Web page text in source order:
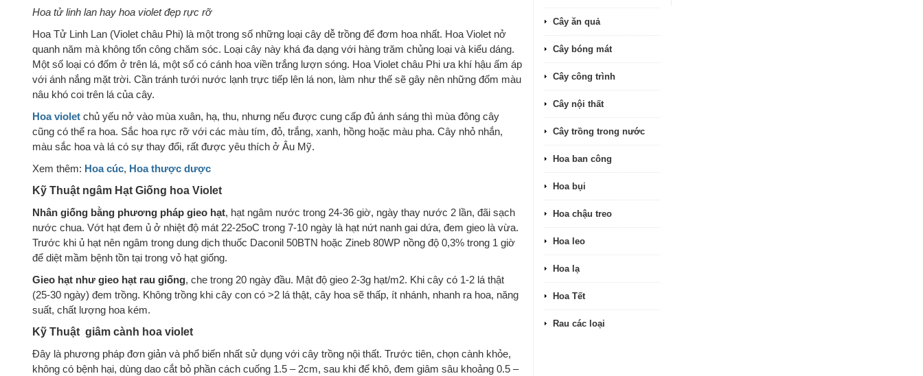
Hoa tử linh lan hay hoa violet đẹp rực rỡ
Hoa Tử Linh Lan (Violet châu Phi) là một trong số những loại cây dễ trồng để đơm hoa nhất. Hoa Violet nở
quanh năm mà không tốn công chăm sóc. Loại cây này khá đa dạng với hàng trăm chủng loại và kiểu dáng.
Một số loại có đốm ở trên lá, một số có cánh hoa viền trắng lượn sóng. Hoa Violet châu Phi ưa khí hậu ấm áp
với ánh nắng mặt trời. Cần tránh tưới nước lạnh trực tiếp lên lá non, làm như thế sẽ gây nên những đốm màu
nâu khó coi trên lá của cây.
Hoa violet chủ yếu nở vào mùa xuân, hạ, thu, nhưng nếu được cung cấp đủ ánh sáng thì mùa đông cây
cũng có thể ra hoa. Sắc hoa rực rỡ với các màu tím, đỏ, trắng, xanh, hồng hoặc màu pha. Cây nhỏ nhắn,
màu sắc hoa và lá có sự thay đổi, rất được yêu thích ở Âu Mỹ.
Xem thêm: Hoa cúc, Hoa thược dược
Kỹ Thuật ngâm Hạt Giống hoa Violet
Nhân giống bằng phương pháp gieo hạt, hạt ngâm nước trong 24-36 giờ, ngày thay nước 2 lần, đãi sạch
nước chua. Vớt hạt đem ủ ở nhiệt độ mát 22-25oC trong 7-10 ngày là hạt nứt nanh gai dứa, đem gieo là vừa.
Trước khi ủ hạt nên ngâm trong dung dịch thuốc Daconil 50BTN hoặc Zineb 80WP nồng độ 0,3% trong 1 giờ
để diệt mầm bệnh tồn tại trong vỏ hạt giống.
Gieo hạt như gieo hạt rau giống, che trong 20 ngày đầu. Mật độ gieo 2-3g hạt/m2. Khi cây có 1-2 lá thật
(25-30 ngày) đem trồng. Không trồng khi cây con có >2 lá thật, cây hoa sẽ thấp, ít nhánh, nhanh ra hoa, năng
suất, chất lượng hoa kém.
Kỹ Thuật giâm cành hoa violet
Đây là phương pháp đơn giản và phổ biến nhất sử dụng với cây trồng nội thất. Trước tiên, chọn cành khỏe,
không có bệnh hại, dùng dao cắt bỏ phần cách cuống 1.5 – 2cm, sau khi để khô, đem giâm sâu khoảng 0.5 –
Cây ăn quả
Cây bóng mát
Cây công trình
Cây nội thất
Cây trồng trong nước
Hoa ban công
Hoa bụi
Hoa chậu treo
Hoa leo
Hoa lạ
Hoa Tết
Rau các loại